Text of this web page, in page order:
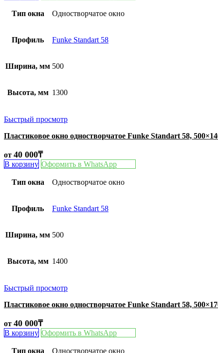
Тип окна Одностворчатое окно
Профиль Funke Standart 58
Ширина, мм 500
Высота, мм 1300
Быстрый просмотр
Пластиковое окно одностворчатое Funke Standart 58,
от 40 000₸
В корзину Оформить в WhatsApp
Тип окна Одностворчатое окно
Профиль Funke Standart 58
Ширина, мм 500
Высота, мм 1400
Быстрый просмотр
Пластиковое окно одностворчатое Funke Standart 58,
от 40 000₸
В корзину Оформить в WhatsApp
Тип окна Одностворчатое окно